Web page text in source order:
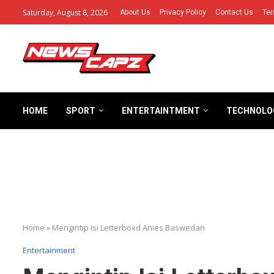
Saturday, August 8, 2026 About Us Privacy Policy Contact Us
HOME SPORT ENTERTAINTMENT
Home » Mengintip Isi Letterboxd Anies Baswedan
Entertainment